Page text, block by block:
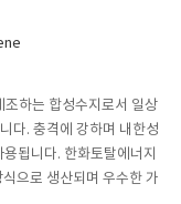
하는 합성수지로서 일상
다. 충격에 강하며 내한성
됩니다. 한화토탈에너지
으로 생산되며 우수한 가